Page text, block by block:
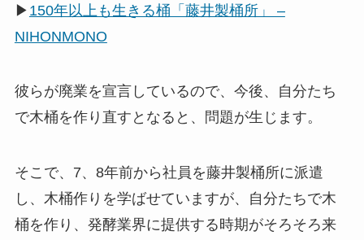
▶ 150年以上も生きる桶「藤井製桶所」 –
NIHONMONO
彼らが廃業を宣言しているので、今後、自分たち
で木桶を作り直すとなると、問題が生じます。
そこで、7、8年前から社員を藤井製桶所に派遣
し、木桶作りを学ばせていますが、自分たちで木
桶を作り、発酵業界に提供する時期がそろそろ来